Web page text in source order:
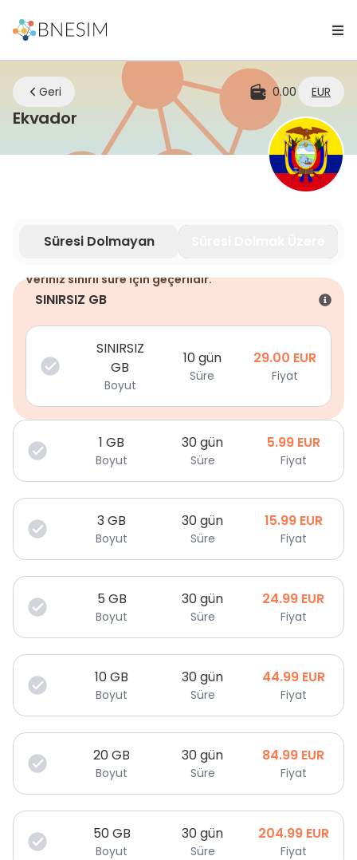
Geri 0.00 EUR
EkvadoreSIM | Nerede olursanız olun
Süresi Dolmayan
Veriniz sınırlı süre için geçerlidir.
SINIRSIZ GB
SINIRSIZ
GB
Boyut
10 gün
Süre
29.00 EUR
Fiyat
1 GB
Boyut
30 gün
Süre
5.99 EUR
Fiyat
3GB
Boyut
30 gün
Süre
15.99 EUR
Fiyat
5 GB
Boyut
30 gün
Süre
24.99 EUR
Fiyat
10GB
Boyut
30 gün
Süre
44.99 EUR
Fiyat
20GB
Boyut
30 gün
Süre
84.99 EUR
Fiyat
50GB
Boyut
30 gün
Süre
204.99 EUR
Fiyat